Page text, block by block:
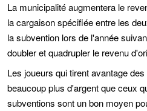
La municipalité augmentera le
la cargaison spécifiée entre les
la subvention lors de l'année
doubler et quadrupler le revenu
Les joueurs qui tirent avantage
beaucoup plus d'argent que ceux
subventions sont un bon moyen